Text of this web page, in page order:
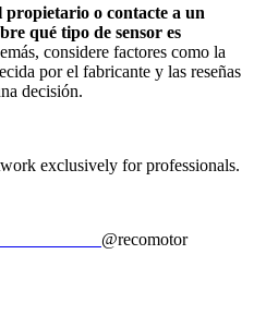
propietario o contacte a un
qué tipo de sensor es
considere factores como la
por el fabricante y las reseñas
decisión.
exclusively for professionals.
@recomotor